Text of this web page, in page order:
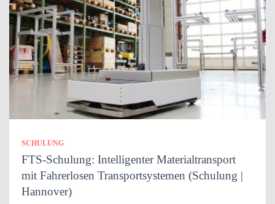
SCHULUNG
FTS-Schulung: Intelligenter Materialtransport
mit Fahrerlosen Transportsystemen (Schulung |
Hannover)